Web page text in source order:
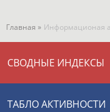
Главная » Информационая
СВОДНЫЕ ИНДЕКСЫ
ТАБЛО АКТИВНОСТИ